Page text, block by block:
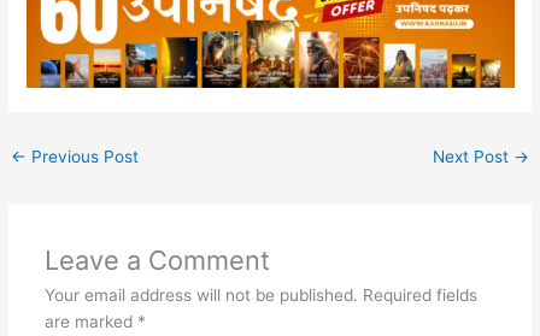
← Previous Post Next Post →
Leave a Comment
Your email address will not be published. Required fields
are marked *